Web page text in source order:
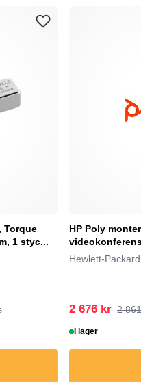
Torque
1 styc...
HP Poly
Hewlett-Packard
2 676 kr 2
I lager